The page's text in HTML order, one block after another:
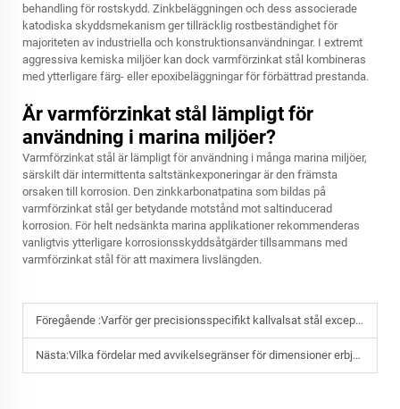
behandling för rostskydd. Zinkbeläggningen och dess associerade
katodiska skyddsmekanism ger tillräcklig rostbeständighet för
majoriteten av industriella och konstruktionsanvändningar. I extremt
aggressiva kemiska miljöer kan dock varmförzinkat stål kombineras
med ytterligare färg- eller epoxibeläggningar för förbättrad prestanda.
Är varmförzinkat stål lämpligt för
användning i marina miljöer?
Varmförzinkat stål är lämpligt för användning i många marina miljöer,
särskilt där intermittenta saltstänkexponeringar är den främsta
orsaken till korrosion. Den zinkkarbonatpatina som bildas på
varmförzinkat stål ger betydande motstånd mot saltinducerad
korrosion. För helt nedsänkta marina applikationer rekommenderas
vanligtvis ytterligare korrosionsskyddsåtgärder tillsammans med
varmförzinkat stål för att maximera livslängden.
Föregående :Varför ger precisionsspecifikt kallvalsat stål exceptionellt släta ytor?
Nästa:Vilka fördelar med avvikelsegränser för dimensioner erbjuder Yangangs certifierade kallvalsade stål?